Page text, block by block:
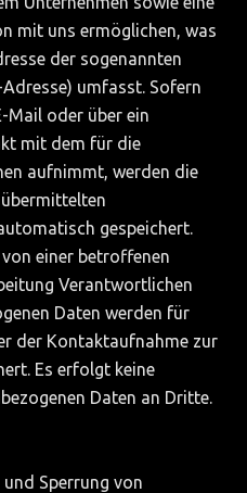
mit uns ermöglichen, was
der sogenannten
umfasst. Sofern
Mail oder über ein
mit dem für die
aufnimmt, werden die
gespeichert.
einer betroffenen
Verantwortlichen
Daten werden für
der Kontaktaufnahme zur
Es erfolgt keine
Daten an Dritte.
Sperrung von